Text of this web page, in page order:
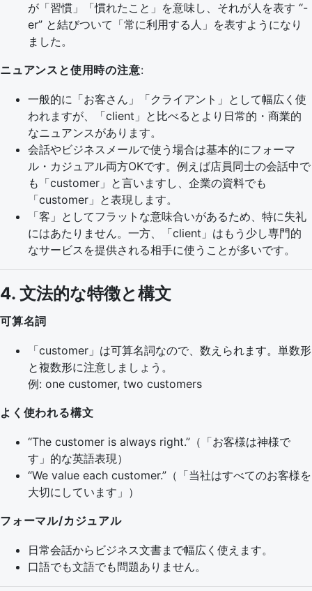
が「習慣」「慣れたこと」を意味し、それが人を表す “-
er” と結びついて「常に利用する人」を表すようになり
ました。
ニュアンスと使用時の注意:
一般的に「お客さん」「クライアント」として幅広く使
われますが、「client」と比べるとより日常的・商業的
なニュアンスがあります。
会話やビジネスメールで使う場合は基本的にフォーマ
ル・カジュアル両方OKです。例えば店員同士の会話中で
も「customer」と言いますし、企業の資料でも
「customer」と表現します。
「客」としてフラットな意味合いがあるため、特に失礼
にはあたりません。一方、「client」はもう少し専門的
なサービスを提供される相手に使うことが多いです。
4. 文法的な特徴と構文
可算名詞
「customer」は可算名詞なので、数えられます。単数形
と複数形に注意しましょう。
例: one customer, two customers
よく使われる構文
“The customer is always right.”（「お客様は神様で
す」的な英語表現）
“We value each customer.”（「当社はすべてのお客様を
大切にしています」）
フォーマル/カジュアル
日常会話からビジネス文書まで幅広く使えます。
口語でも文語でも問題ありません。